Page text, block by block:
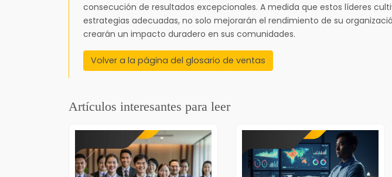
consecución de resultados excepcionales. A medida que estos líderes
estrategias adecuadas, no solo mejorarán el rendimiento de su
crearán un impacto duradero en sus comunidades.
Volver a la página del glosario de ventas
Artículos interesantes para leer